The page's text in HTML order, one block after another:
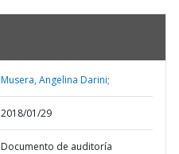
Musera, Angelina Darini;
2018/01/29
Documento de auditoría